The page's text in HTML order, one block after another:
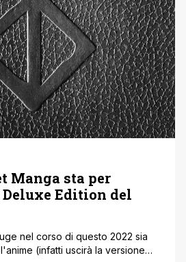
Manga sta per
Edition del
nel corso di questo 2022 sia
(infatti uscirà la versione